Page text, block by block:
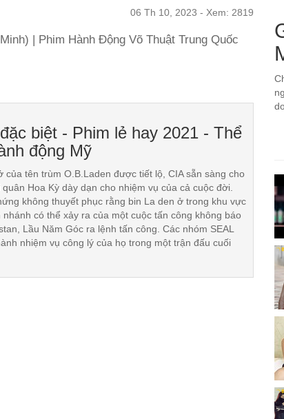
06 Th 10, 2023 - Xem: 2819
| Phim Hành Động Võ Thuật Trung Quốc
biệt - Phim lẻ hay 2021 - Thể
động Mỹ
của tên trùm O.B.Laden được tiết lộ, CIA sẵn sàng cho
Hoa Kỳ dày dạn cho nhiệm vụ của cả cuộc đời.
không thuyết phục rằng bin La den ở trong khu vực
có thể xảy ra của một cuộc tấn công không báo
Lầu Năm Góc ra lệnh tấn công. Các nhóm SEAL
nhiệm vụ công lý của họ trong một trận đấu cuối